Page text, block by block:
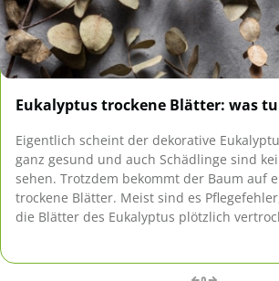
Eukalyptus trockene Blätter: was
Eigentlich scheint der dekorative
ganz gesund und auch Schädlinge sind
sehen. Trotzdem bekommt der Baum auf
trockene Blätter. Meist sind es
die Blätter des Eukalyptus plötzlich